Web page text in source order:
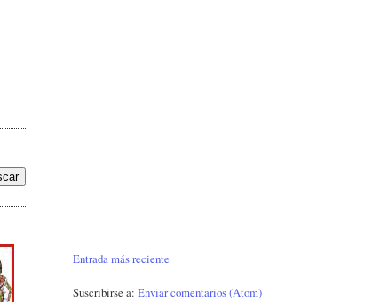
Entrada más reciente
Suscribirse a:Enviar comentarios (Atom)